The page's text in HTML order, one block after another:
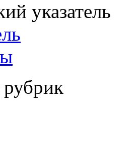
указатель